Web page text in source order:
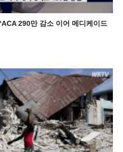
290만 감소 이어 메디케이드